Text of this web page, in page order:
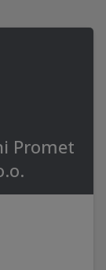
Promet